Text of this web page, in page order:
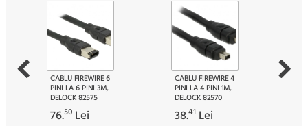
CABLU FIREWIRE 6
PINI LA 6 PINI 3M,
DELOCK 82575
76.50 Lei
CABLU FIREWIRE 4
PINI LA 4 PINI 1M,
DELOCK 82570
38.41 Lei